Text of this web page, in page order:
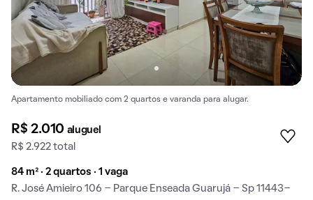
Apartamento mobiliado com 2 quartos e varanda para alugar.
R$ 2.010 aluguel
R$ 2.922 total
84 m² · 2 quartos · 1 vaga
R. José Amieiro 106 - Parque Enseada Guarujá - Sp 11443-